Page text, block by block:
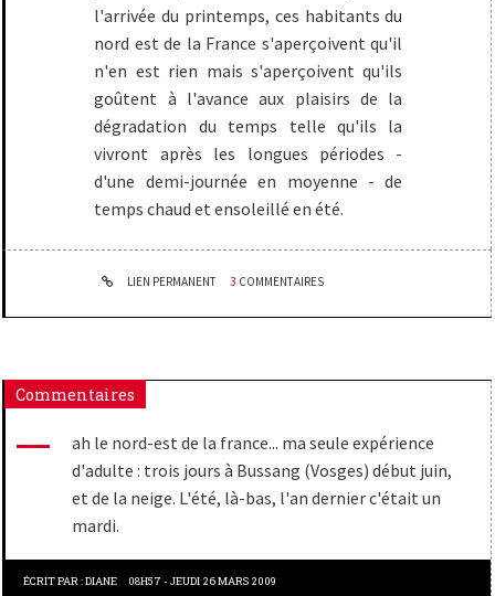
l'arrivée du printemps, ces habitants du
nord est de la France s'aperçoivent qu'il
n'en est rien mais s'aperçoivent qu'ils
goûtent à l'avance aux plaisirs de la
dégradation du temps telle qu'ils la
vivront après les longues périodes -
d'une demi-journée en moyenne - de
temps chaud et ensoleillé en été.
LIEN PERMANENT 3 COMMENTAIRES
Commentaires
ah le nord-est de la france... ma seule expérience
d'adulte : trois jours à Bussang (Vosges) début juin,
et de la neige. L'été, là-bas, l'an dernier c'était un
mardi.
ÉCRIT PAR :DIANE 08H57 -JEUDI 26MARS 2009